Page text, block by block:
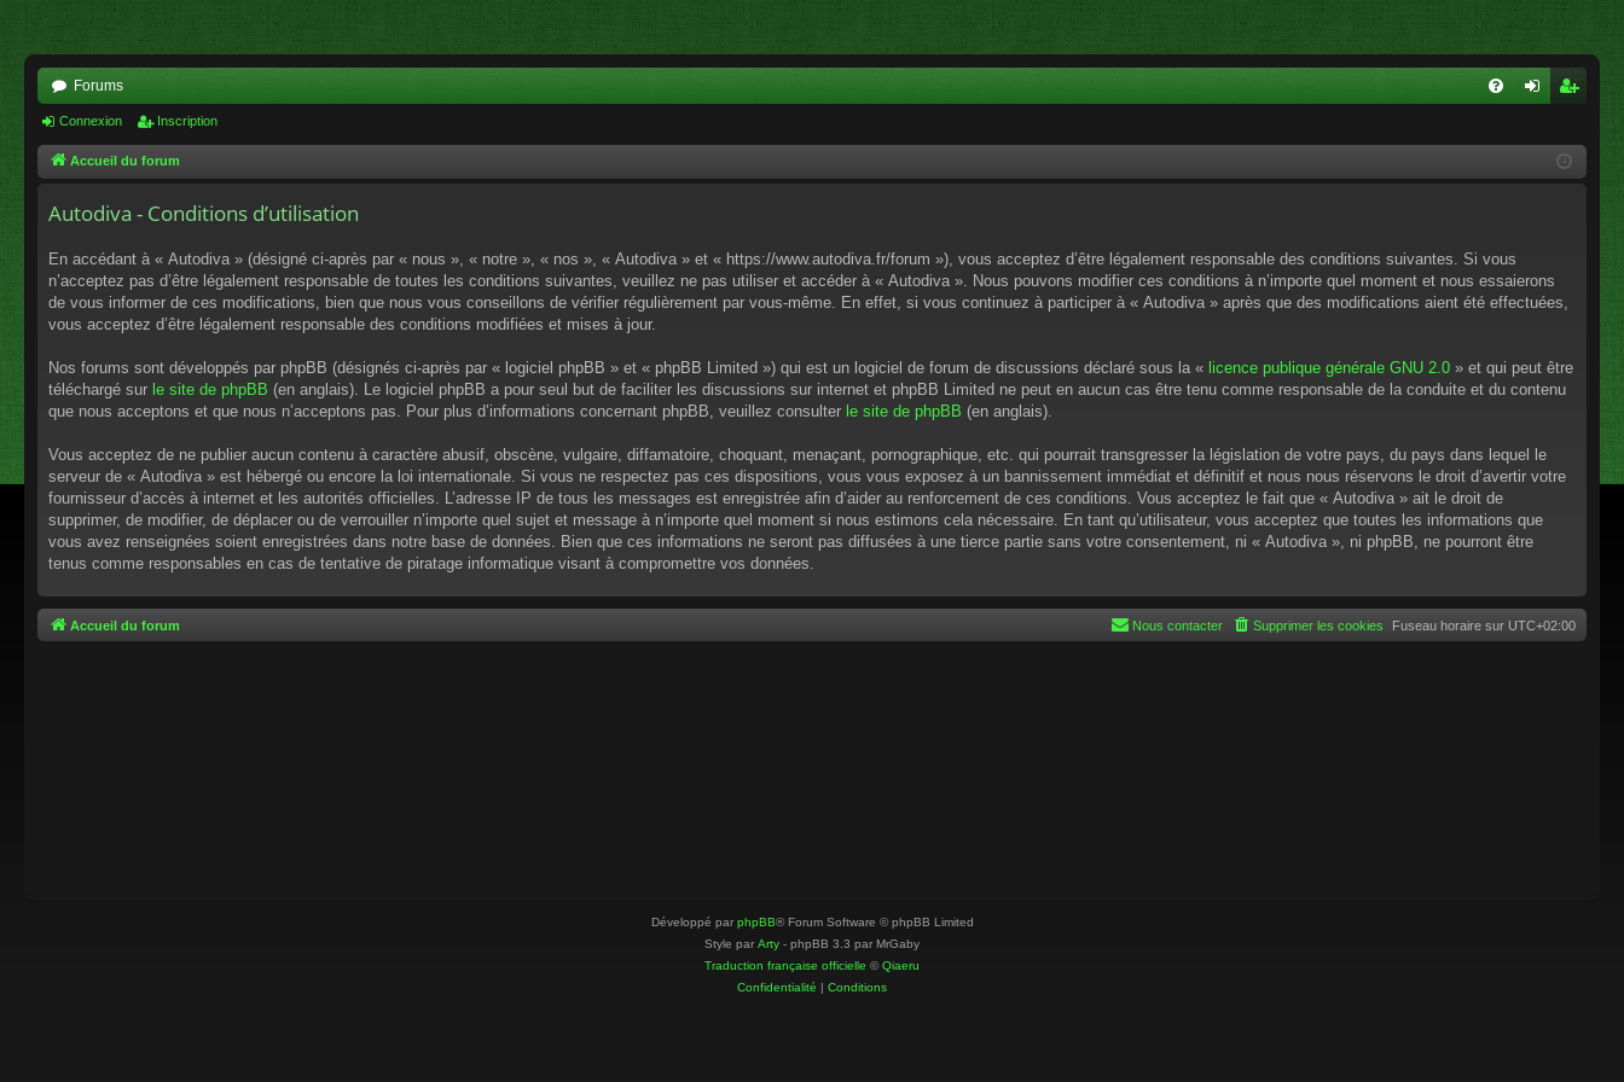
Forums
cri
Connexion Inscription
Accueil du forum
Autodiva - Conditions d’utilisation
En accédant à « Autodiva » (désigné ci-après par « nous », « notre », « nos », « Autodiva » et « https://www.autodiva.fr/forum »), vous acceptez d’être légalement responsable des conditions suivantes. Si vous
n’acceptez pas d’être légalement responsable de toutes les conditions suivantes, veuillez ne pas utiliser et accéder à « Autodiva ». Nous pouvons modifier ces conditions à n’importe quel moment et nous essaierons
de vous informer de ces modifications, bien que nous vous conseillons de vérifier régulièrement par vous-même. En effet, si vous continuez à participer à « Autodiva » après que des modifications aient été effectuées,
vous acceptez d’être légalement responsable des conditions modifiées et mises à jour.
Nos forums sont développés par phpBB (désignés ci-après par « logiciel phpBB » et « phpBB Limited ») qui est un logiciel de forum de discussions déclaré sous la « licence publique générale GNU 2.0 » et qui peut être
téléchargé sur le site de phpBB (en anglais). Le logiciel phpBB a pour seul but de faciliter les discussions sur internet et phpBB Limited ne peut en aucun cas être tenu comme responsable de la conduite et du contenu
que nous acceptons et que nous n’acceptons pas. Pour plus d’informations concernant phpBB, veuillez consulter le site de phpBB (en anglais).
Vous acceptez de ne publier aucun contenu à caractère abusif, obscène, vulgaire, diffamatoire, choquant, menaçant, pornographique, etc. qui pourrait transgresser la législation de votre pays, du pays dans lequel le
serveur de « Autodiva » est hébergé ou encore la loi internationale. Si vous ne respectez pas ces dispositions, vous vous exposez à un bannissement immédiat et définitif et nous nous réservons le droit d’avertir votre
fournisseur d’accès à internet et les autorités officielles. L’adresse IP de tous les messages est enregistrée afin d’aider au renforcement de ces conditions. Vous acceptez le fait que « Autodiva » ait le droit de
supprimer, de modifier, de déplacer ou de verrouiller n’importe quel sujet et message à n’importe quel moment si nous estimons cela nécessaire. En tant qu’utilisateur, vous acceptez que toutes les informations que
vous avez renseignées soient enregistrées dans notre base de données. Bien que ces informations ne seront pas diffusées à une tierce partie sans votre consentement, ni « Autodiva », ni phpBB, ne pourront être
tenus comme responsables en cas de tentative de piratage informatique visant à compromettre vos données.
Accueil du forum Fuseau horaire sur UTC+02:00
Supprimer les cookies
Nous contacter
Développé par phpBB® Forum Software © phpBB Limited
Style par Arty - phpBB 3.3 par MrGaby
Traduction française officielle ©Qiaeru
Confidentialité | Conditions